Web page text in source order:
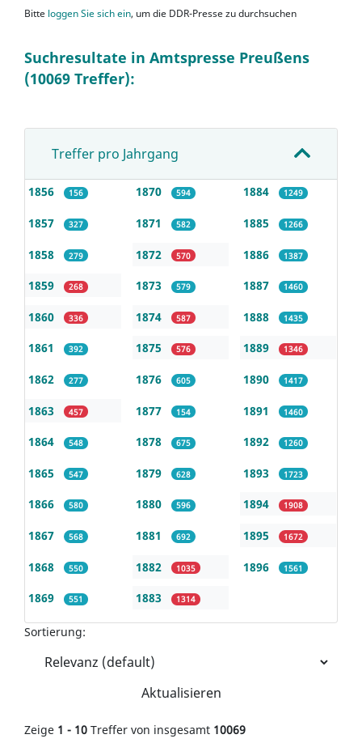
Bitte loggen Sie sich ein, um die DDR-Presse zu durchsuchen
Suchresultate in Amtspresse Preußens
(10069 Treffer):
Treffer pro Jahrgang
1856 156
1857 327
1858 279
1859 268
1860 336
1861 392
1862 277
1863 457
1864 548
1865 547
1866 580
1867 568
1868 550
1869 551
1870 594
1871 582
1872 570
1873 579
1874 587
1875 576
1876 605
1877 154
1878 675
1879 628
1880 596
1881 692
1882 1035
1883 1314
1884 1249
1885 1266
1886 1387
1887 1460
1888 1435
1889 1346
1890 1417
1891 1460
1892 1260
1893 1723
1894 1908
1895 1672
1896 1561
Sortierung:
Aktualisieren
Zeige 1 - 10 Treffer von insgesamt 10069